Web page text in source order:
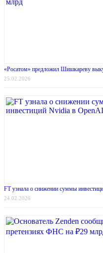
«Росатом» предложил Шишкареву
25.02.2026
FT узнала о снижении суммы
24.02.2026